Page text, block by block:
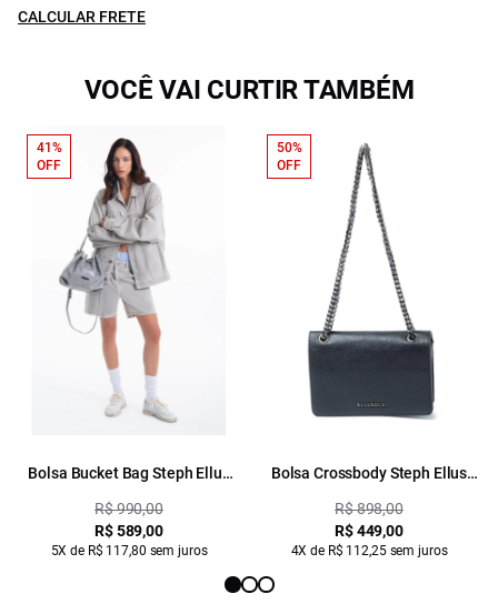
CALCULAR FRETE
VOCÊ VAI CURTIR TAMBÉM
Bolsa Bucket Bag Steph Ellus
R$ 990,00
R$ 589,00
5X de R$ 117,80 sem juros
41%
OFF
Bolsa Crossbody Steph Ellus
R$ 898,00
R$ 449,00
4X de R$ 112,25 sem juros
50%
OFF